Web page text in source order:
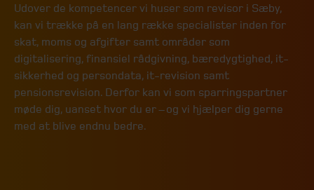
Udover de kompetencer vi huser som revisor i Sæby,
kan vi trække på en lang række specialister inden for
skat, moms og afgifter samt områder som
digitalisering, finansiel rådgivning, bæredygtighed, it-
sikkerhed og persondata, it-revision samt
pensionsrevision. Derfor kan vi som sparringspartner
møde dig, uanset hvor du er – og vi hjælper dig gerne
med at blive endnu bedre.